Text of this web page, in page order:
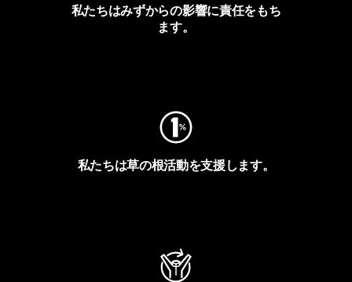
私たちはみずからの影響に責任をもち
ます。
私たちは草の根活動を支援します。